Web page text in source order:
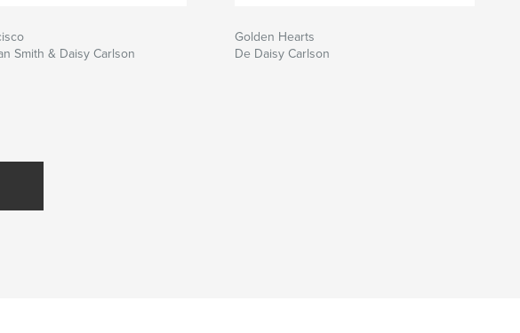
Smith & Daisy Carlson
Golden Hearts
De Daisy Carlson